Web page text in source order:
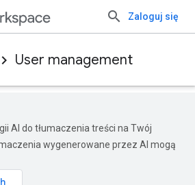
Zaloguj się
User management
AI do tłumaczenia treści na Twój
wygenerowane przez AI mogą